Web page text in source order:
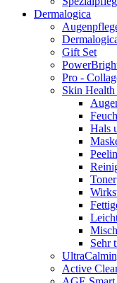
Dermalogica
Gift Set
Pro -
Skin Health
Hals
Toner
Sehr
Active